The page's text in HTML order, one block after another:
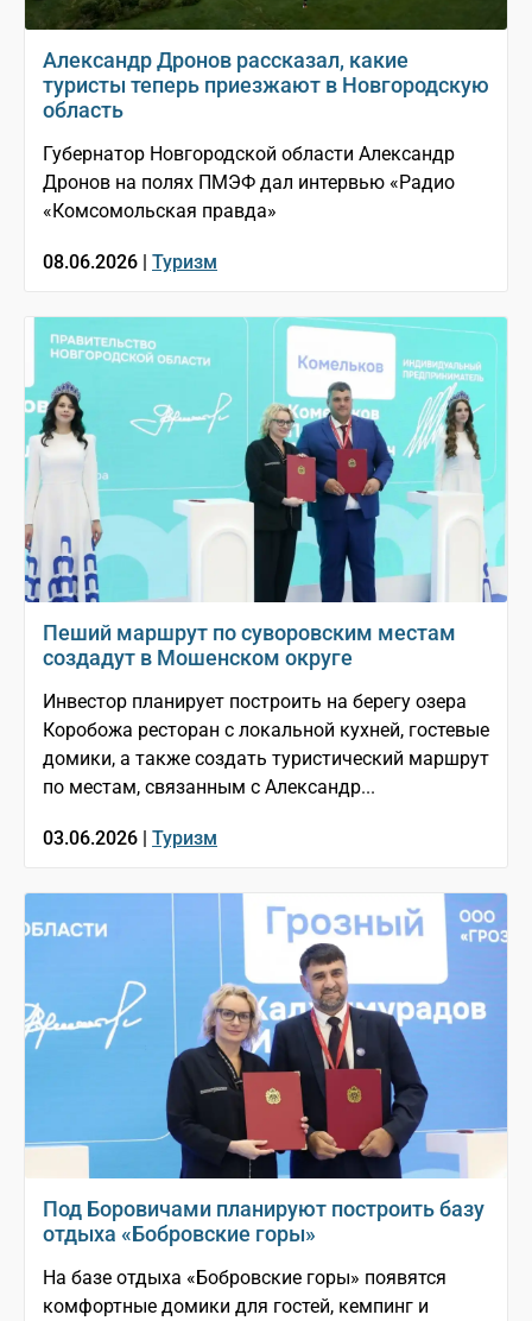
Александр Дронов рассказал, какие
туристы теперь приезжают в Новгородскую
область
Губернатор Новгородской области Александр
Дронов на полях ПМЭФ дал интервью «Радио
«Комсомольская правда»
08.06.2026 | Туризм
Пеший маршрут по суворовским местам
создадут в Мошенском округе
Инвестор планирует построить на берегу озера
Коробожа ресторан с локальной кухней, гостевые
домики, а также создать туристический маршрут
по местам, связанным с Александр...
03.06.2026 | Туризм
Под Боровичами планируют построить базу
отдыха «Бобровские горы»
На базе отдыха «Бобровские горы» появятся
комфортные домики для гостей, кемпинг и